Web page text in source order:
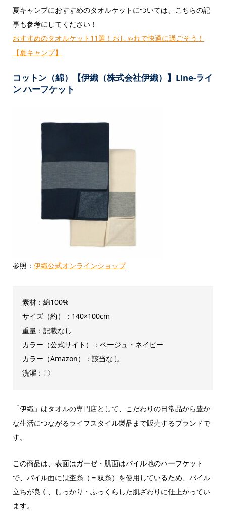
夏キャンプにおすすめのタオルケットについては、こちらの記
事も参考にしてください！
おすすめのタオルケット11選！おしゃれで快適に過ごそう！
【夏キャンプ】
コットン（綿）【伊織（株式会社伊織）】Line-ライ
ン ハーフケット
参照： 伊織公式オンラインショップ
素材：綿100%
サイズ（約）：140×100cm
重量：記載なし
カラー（公式サイト）：ベージュ・ネイビー
カラー（Amazon）：該当なし
洗濯：〇
「伊織」はタオルの専門店として、こだわりの日常品から豊か
な生活につながるライフスタイル製品まで販売するブランドで
す。
この商品は、表面はガーゼ・肌面はパイル地のハーフケット
で、パイル面には杢糸（＝双糸）を使用しているため、パイル
立ちが良く、しっかり・ふっくらした肌ざわりに仕上がってい
ます。